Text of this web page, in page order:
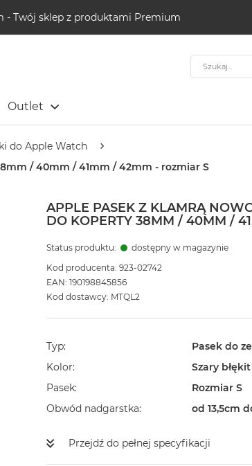
- Twój sklep z produktami Premium
Outlet
Szukaj
do Apple Watch
/ 40mm / 41mm / 42mm - rozmiar S
APPLE PASEK Z KLAMRĄ
DO KOPERTY 38MM / 40MM /
Status produktu:
dostępny w magazynie
Kod producenta: 923-02742
EAN: 190198845856
Kod dostawcy: MTQL2
Typ
Pasek do
Kolor
Szary błękit
Pasek
Rozmiar S
Obwód nadgarstka
od 13,5cm
Przejdź do pełnej specyfikacji